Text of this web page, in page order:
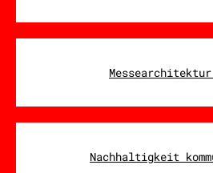
Messearchitektur
Nachhaltigkeit